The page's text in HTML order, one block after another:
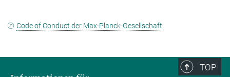
Code of Conduct der Max-Planck-Gesellschaft
TOP